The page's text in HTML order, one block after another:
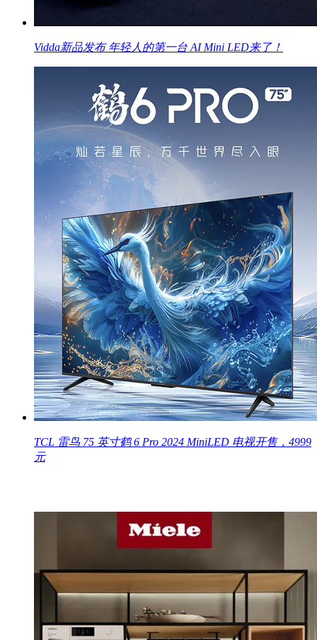
Vidda新品发布 年轻人的第一台 AI Mini LED来了！
TCL 雷鸟 75 英寸鹤 6 Pro 2024 MiniLED 电视开售，4999
元